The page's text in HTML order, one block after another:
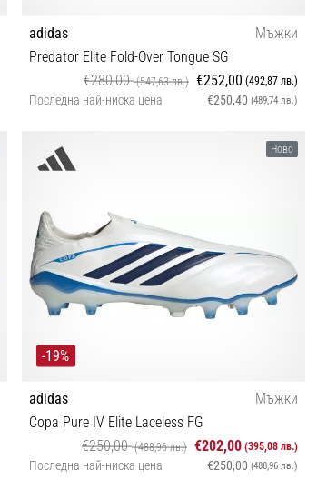
adidas
Мъжки
Predator Elite Fold-Over Tongue SG
€280,00(547,63 лв.) €252,00 (492,87 лв.)
Последна най-ниска цена €250,40 (489,74 лв.)
Ново
-19%
adidas
Мъжки
Copa Pure IV Elite Laceless FG
€250,00(488,96 лв.) €202,00 (395,08 лв.)
Последна най-ниска цена €250,00 (488,96 лв.)